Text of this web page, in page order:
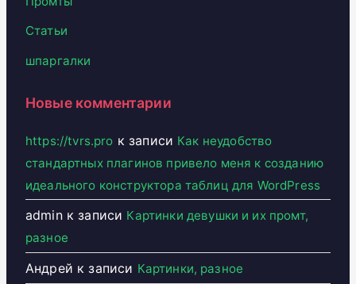
Статьи
шпаргалки
Новые комментарии
https://tvrs.pro к записи Как неудобство
стандартных плагинов привело меня к созданию
идеального конструктора таблиц для WordPress
adminк записи Картинки девушки и их промт,
разное
Андрей к записи Картинки, разное